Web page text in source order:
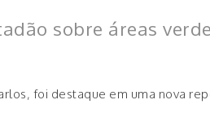
sobre áreas
foi destaque em uma nova